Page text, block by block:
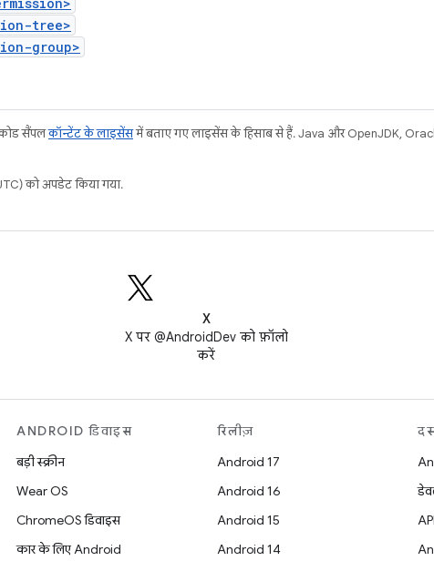
tree>
group>
सैंपलकॉन्टेंट के लाइसेंसमें बताए गए लाइसेंस के हिसाब से हैं. Java और OpenJDK,
को अपडेट किया गया.
X
X पर @AndroidDev को फ़ॉलो
करें
ANDROID डिवाइस
बड़ी स्क्रीन
Wear OS
ChromeOS डिवाइस
कार के लिए Android
रिलीज़
Android 17
Android 16
Android 15
Android 14